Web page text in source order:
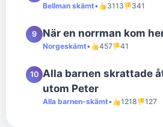
Bellman skämt• 3113 341
9 När en norrman kom
Norgeskämt• 457 41
10 Alla barnen skrattade
utom Peter
Alla barnen-skämt• 1218 127